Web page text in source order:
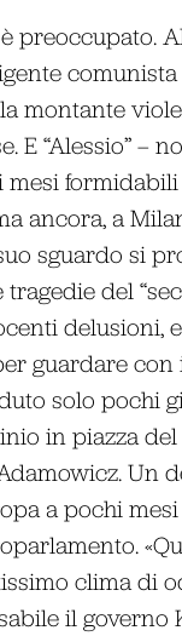
preoccupato.
montante
E “Alessio” –
formidabili
ancora, a
sguardo si
del
delusioni,
guardare
solo pochi
in piazza
Un
a pochi
clima di
il governo